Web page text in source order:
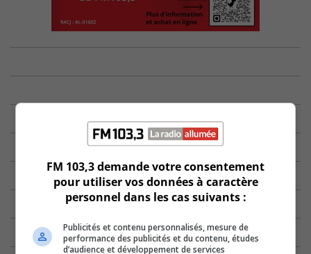
FM 103,3 demande votre consentement
pour utiliser vos données à caractère
personnel dans les cas suivants :
Publicités et contenu personnalisés, mesure de
performance des publicités et du contenu, études
d’audience et développement de services